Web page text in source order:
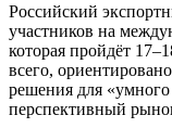
Российский
участников на
которая пройдёт
всего,
решения для
перспективный